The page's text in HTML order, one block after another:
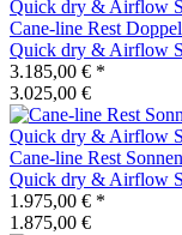
Cane-line Rest
Quick dry & Airflow
3.185,00 € *
3.025,00 €
Cane-line Rest
Quick dry & Airflow
1.975,00 € *
1.875,00 €